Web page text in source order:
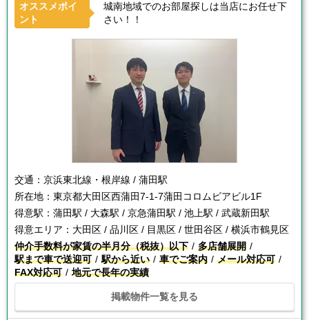
オススメポイ
ント
城南地域でのお部屋探しは当店にお任せ下
さい！！
交通： 京浜東北線・根岸線 / 蒲田駅
所在地： 東京都大田区西蒲田7-1-7蒲田コロムビアビル1F
得意駅： 蒲田駅 / 大森駅 / 京急蒲田駅 / 池上駅 / 武蔵新田駅
得意エリア： 大田区 / 品川区 / 目黒区 / 世田谷区 / 横浜市鶴見区
仲介手数料が家賃の半月分（税抜）以下
多店舗展開
駅まで車で送迎可
駅から近い 車でご案内
メール対応可
FAX対応可
地元で長年の実績
掲載物件一覧を見る